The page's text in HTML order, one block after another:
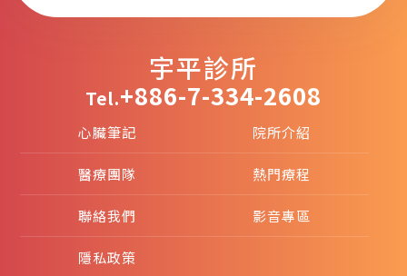
宇平診所
Tel.+886-7-334-2608
心臟筆記 院所介紹
醫療團隊 熱門療程
聯絡我們 影音專區
隱私政策